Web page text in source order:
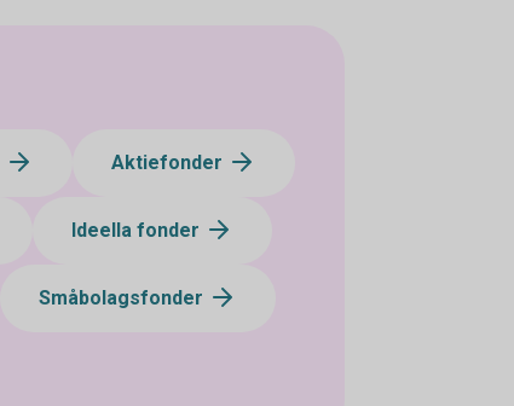
Aktiefonder
Ideella fonder
Småbolagsfonder